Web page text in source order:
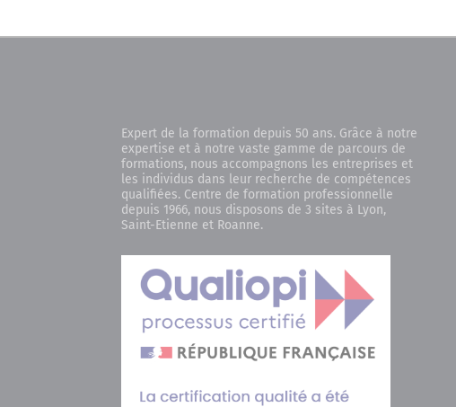
Expert de la formation depuis 50 ans. Grâce à notre
expertise et à notre vaste gamme de parcours de
formations, nous accompagnons les entreprises et
les individus dans leur recherche de compétences
qualifiées. Centre de formation professionnelle
depuis 1966, nous disposons de 3 sites à Lyon,
Saint-Etienne et Roanne.